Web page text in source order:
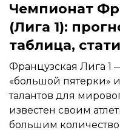
Чемпионат
(Лига 1):
таблица,
Французская Лига 1
«большой пятерки»
талантов для
известен своим
большим